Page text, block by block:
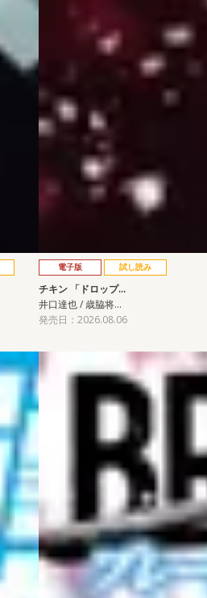
電子版 試し読み
チキン 「ドロップ…
井口達也 / 歳脇将…
発売日：2026.08.06